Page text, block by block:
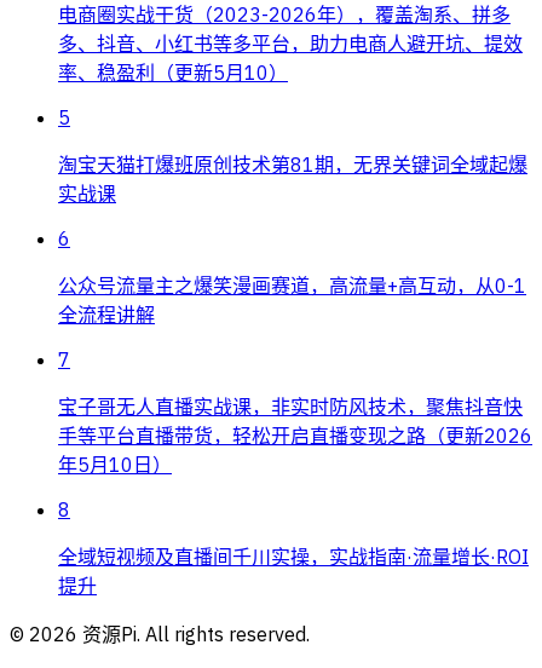
电商圈实战干货（2023-2026年），覆盖淘系、拼多
多、抖音、小红书等多平台，助力电商人避开坑、提效
率、稳盈利（更新5月10）
5
淘宝天猫打爆班原创技术第81期，无界关键词全域起爆
实战课
6
公众号流量主之爆笑漫画赛道，高流量+高互动，从0-1
全流程讲解
7
宝子哥无人直播实战课，非实时防风技术，聚焦抖音快
手等平台直播带货，轻松开启直播变现之路（更新2026
年5月10日）
8
全域短视频及直播间千川实操，实战指南·流量增长·ROI
提升
© 2026 资源Pi. All rights reserved.